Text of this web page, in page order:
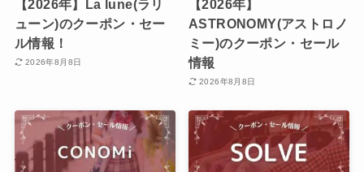
【2026年】La lune(ラリ
ューン)のクーポン・セー
ル情報！
2026年8月8日
【2026年】
ASTRONOMY(アストロノ
ミー)のクーポン・セール
情報
2026年8月8日